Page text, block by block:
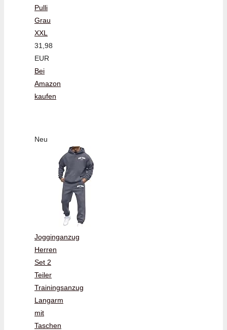
Pulli
Grau
XXL
31,98
EUR
Bei
Amazon
kaufen
Neu
Jogginganzug
Herren
Set 2
Teiler
Trainingsanzug
Langarm
mit
Taschen